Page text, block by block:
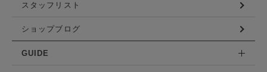
スタッフリスト
ショップブログ
GUIDE